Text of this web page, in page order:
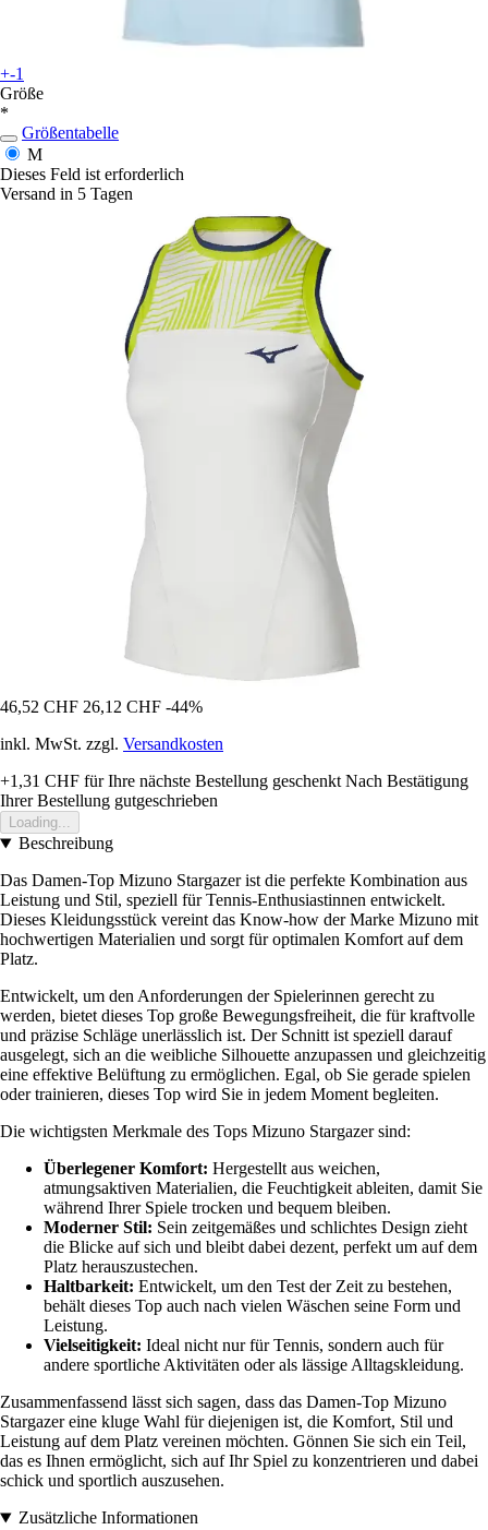
+-1
Größe
*
Größentabelle
M
Dieses Feld ist erforderlich
Versand in 5 Tagen
46,52 CHF 26,12 CHF -44%
inkl. MwSt. zzgl. Versandkosten
+1,31 CHF für Ihre nächste Bestellung geschenkt Nach Bestätigung
Ihrer Bestellung gutgeschrieben
Loading...
Beschreibung
Das Damen-Top Mizuno Stargazer ist die perfekte Kombination aus
Leistung und Stil, speziell für Tennis-Enthusiastinnen entwickelt.
Dieses Kleidungsstück vereint das Know-how der Marke Mizuno mit
hochwertigen Materialien und sorgt für optimalen Komfort auf dem
Platz.
Entwickelt, um den Anforderungen der Spielerinnen gerecht zu
werden, bietet dieses Top große Bewegungsfreiheit, die für kraftvolle
und präzise Schläge unerlässlich ist. Der Schnitt ist speziell darauf
ausgelegt, sich an die weibliche Silhouette anzupassen und gleichzeitig
eine effektive Belüftung zu ermöglichen. Egal, ob Sie gerade spielen
oder trainieren, dieses Top wird Sie in jedem Moment begleiten.
Die wichtigsten Merkmale des Tops Mizuno Stargazer sind:
Überlegener Komfort: Hergestellt aus weichen,
atmungsaktiven Materialien, die Feuchtigkeit ableiten, damit Sie
während Ihrer Spiele trocken und bequem bleiben.
Moderner Stil: Sein zeitgemäßes und schlichtes Design zieht
die Blicke auf sich und bleibt dabei dezent, perfekt um auf dem
Platz herauszustechen.
Haltbarkeit: Entwickelt, um den Test der Zeit zu bestehen,
behält dieses Top auch nach vielen Wäschen seine Form und
Leistung.
Vielseitigkeit: Ideal nicht nur für Tennis, sondern auch für
andere sportliche Aktivitäten oder als lässige Alltagskleidung.
Zusammenfassend lässt sich sagen, dass das Damen-Top Mizuno
Stargazer eine kluge Wahl für diejenigen ist, die Komfort, Stil und
Leistung auf dem Platz vereinen möchten. Gönnen Sie sich ein Teil,
das es Ihnen ermöglicht, sich auf Ihr Spiel zu konzentrieren und dabei
schick und sportlich auszusehen.
Zusätzliche Informationen